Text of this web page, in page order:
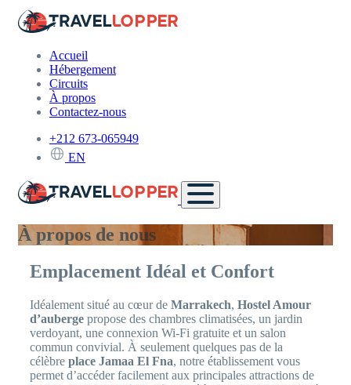
Accueil
Hébergement
Circuits
À propos
Contactez-nous
+212 673-065949
EN
À propos de nous
Emplacement Idéal et Confort
Idéalement situé au cœur de Marrakech, Hostel Amour
d’auberge propose des chambres climatisées, un jardin
verdoyant, une connexion Wi-Fi gratuite et un salon
commun convivial. À seulement quelques pas de la
célèbre place Jamaa El Fna, notre établissement vous
permet d’accéder facilement aux principales attractions de